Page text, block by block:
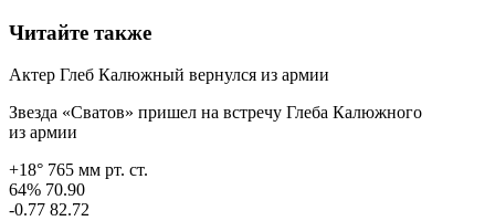
Читайте также
Актер Глеб Калюжный вернулся из армии
Звезда «Сватов» пришел на встречу Глеба Калюжного
из армии
+18° 765 мм рт. ст.
64% 70.90
-0.77 82.72